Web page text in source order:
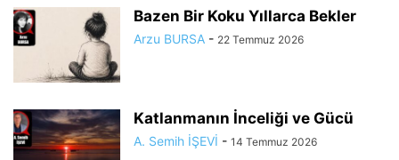
Bazen Bir Koku Yıllarca Bekler
Arzu BURSA - 22 Temmuz 2026
Katlanmanın İnceliği ve Gücü
A. Semih İŞEVİ - 14 Temmuz 2026